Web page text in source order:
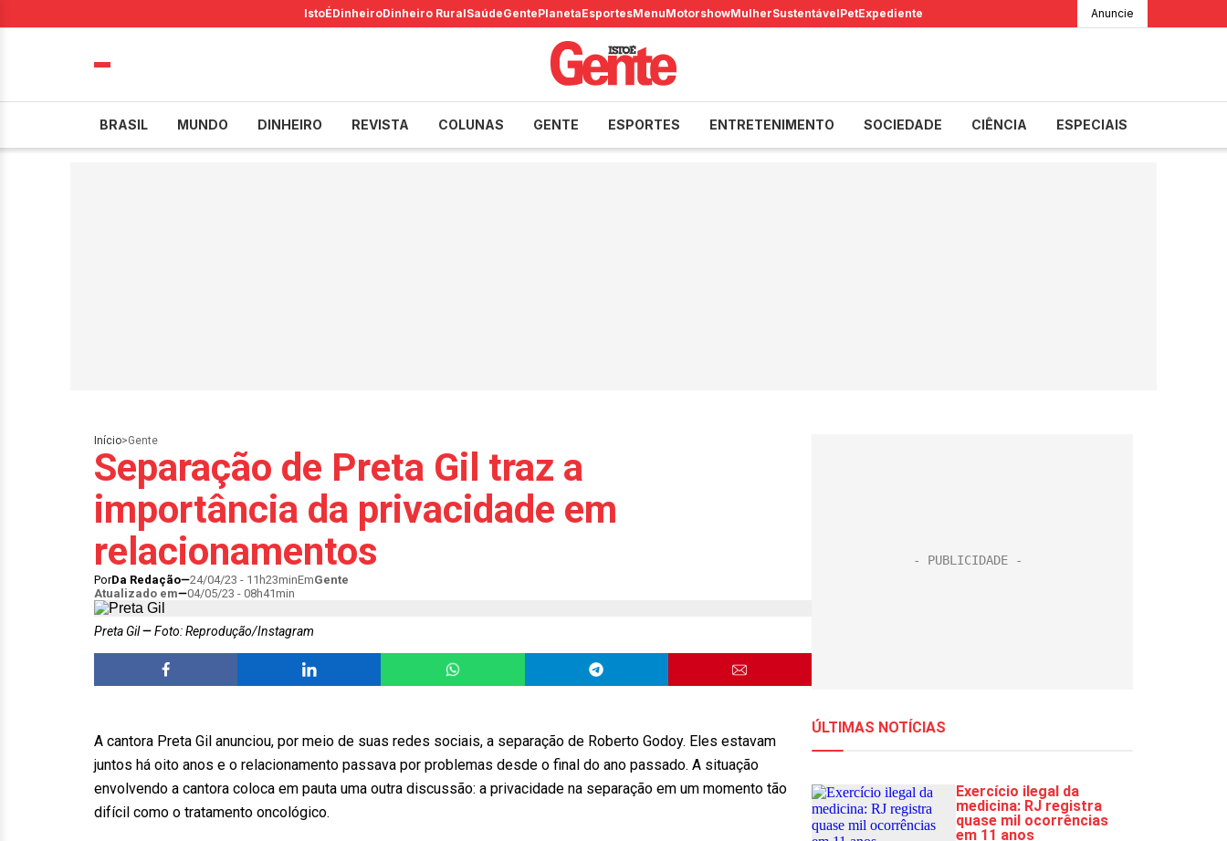
IstoÉDinheiroDinheiro RuralSaúdeGentePlanetaEsportesMenuMotorshowMulherSustentávelPetExpediente Anuncie
BRASIL MUNDO DINHEIRO REVISTA COLUNAS GENTE ESPORTES ENTRETENIMENTO SOCIEDADE CIÊNCIA ESPECIAIS
Início>Gente
Separação de Preta Gil traz a
importância da privacidade em
relacionamentos
PorDa Redação 24/04/23 - 11h23minEmGente
Atualizado em
04/05/23 - 08h41min
Preta Gil Foto: Reprodução/Instagram
A cantora Preta Gil anunciou, por meio de suas redes sociais, a separação de Roberto Godoy. Eles estavam
juntos há oito anos e o relacionamento passava por problemas desde o final do ano passado. A situação
envolvendo a cantora coloca em pauta uma outra discussão: a privacidade na separação em um momento tão
difícil como o tratamento oncológico.